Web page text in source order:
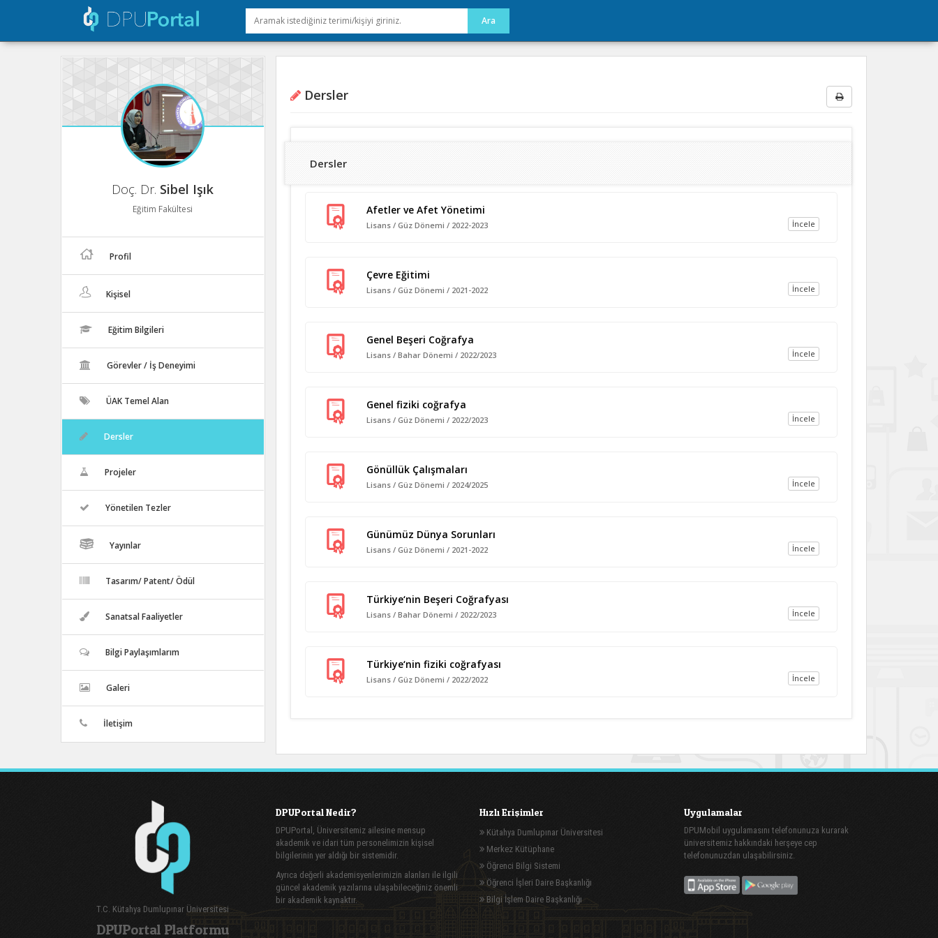
Doç. Dr. Sibel Işık
Eğitim Fakültesi
Profil
Kişisel
Eğitim Bilgileri
Görevler / İş Deneyimi
ÜAK Temel Alan
Dersler
Projeler
Yönetilen Tezler
Yayınlar
Tasarım/ Patent/ Ödül
Sanatsal Faaliyetler
Bilgi Paylaşımlarım
Galeri
İletişim
Dersler
Dersler
Afetler ve Afet Yönetimi
İncele
Lisans / Güz Dönemi / 2022-2023
Çevre Eğitimi
İncele
Lisans / Güz Dönemi / 2021-2022
Genel Beşeri Coğrafya
İncele
Lisans / Bahar Dönemi / 2022/2023
Genel fiziki coğrafya
İncele
Lisans / Güz Dönemi / 2022/2023
Gönüllük Çalışmaları
İncele
Lisans / Güz Dönemi / 2024/2025
Günümüz Dünya Sorunları
İncele
Lisans / Güz Dönemi / 2021-2022
Türkiye‘nin Beşeri Coğrafyası
İncele
Lisans / Bahar Dönemi / 2022/2023
Türkiye‘nin fiziki coğrafyası
İncele
Lisans / Güz Dönemi / 2022/2022
T.C. Kütahya Dumlupınar Üniversitesi
DPUPortal Platformu
DPUPortal Nedir?
DPUPortal, Üniversitemiz ailesine mensup
akademik ve idari tüm personelimizin kişisel
bilgilerinin yer aldığı bir sistemidir.
Ayrıca değerli akademisyenlerimizin alanları ile ilgili
güncel akademik yazılarına ulaşabileceğiniz önemli
bir akademik kaynaktır.
Hızlı Erişimler
Kütahya Dumlupınar Üniversitesi
Merkez Kütüphane
Öğrenci Bilgi Sistemi
Öğrenci İşleri Daire Başkanlığı
Bilgi İşlem Daire Başkanlığı
Uygulamalar
DPUMobil uygulamasını telefonunuza kurarak
üniversitemiz hakkındaki herşeye cep
telefonunuzdan ulaşabilirsiniz.